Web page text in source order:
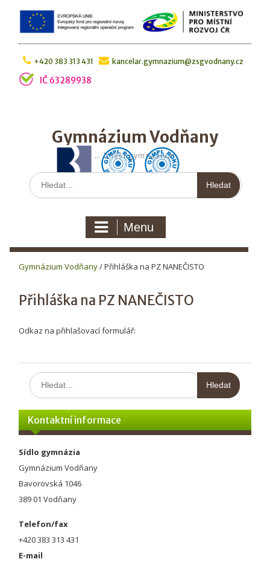
Skip
content
+420 383 313 431 kancelar.gymnazium@zsgvodnany.cz
IČ 63289938
Gymnázium Vodňany
… bližší gymnázium
Hledat:
Menu
Gymnázium Vodňany/Přihláška na PZ NANEČISTO
Přihláška na PZ NANEČISTO
Odkaz na přihlašovací formulář:
Hledat:
Kontaktní informace
Sídlo gymnázia
Gymnázium Vodňany
Bavorovská 1046
389 01 Vodňany
Telefon/fax
+420 383 313 431
E-mail